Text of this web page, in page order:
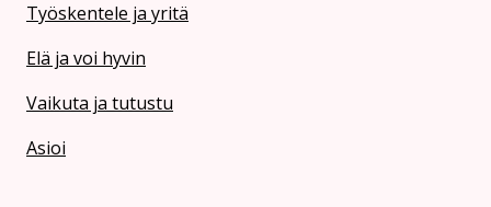
Työskentele ja yritä
Elä ja voi hyvin
Vaikuta ja tutustu
Asioi